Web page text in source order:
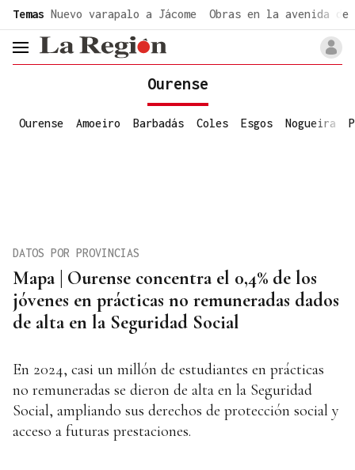
Temas Nuevo varapalo a Jácome Obras en la avenida de
header.menu.open
Ourense
Ourense Amoeiro Barbadás Coles Esgos Nogueira
Mapa | Ourense concentra el 0,4% de los
jóvenes en prácticas no remuneradas dados
de alta en la Seguridad Social
DATOS POR PROVINCIAS
En 2024, casi un millón de estudiantes en prácticas
no remuneradas se dieron de alta en la Seguridad
Social, ampliando sus derechos de protección social y
acceso a futuras prestaciones.